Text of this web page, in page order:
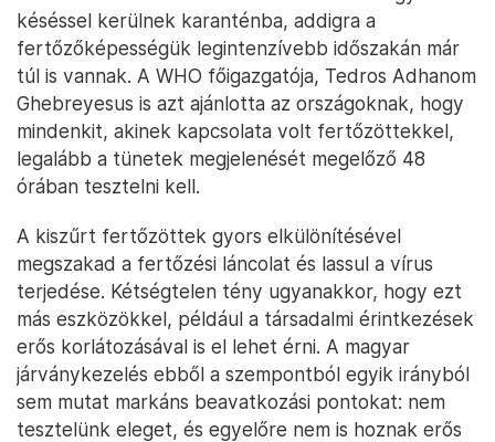
késéssel kerülnek karanténba, addigra a
fertőzőképességük legintenzívebb időszakán már
túl is vannak. A WHO főigazgatója, Tedros Adhanom
Ghebreyesus is azt ajánlotta az országoknak, hogy
mindenkit, akinek kapcsolata volt fertőzöttekkel,
legalább a tünetek megjelenését megelőző 48
órában tesztelni kell.
A kiszűrt fertőzöttek gyors elkülönítésével
megszakad a fertőzési láncolat és lassul a vírus
terjedése. Kétségtelen tény ugyanakkor, hogy ezt
más eszközökkel, például a társadalmi érintkezések
erős korlátozásával is el lehet érni. A magyar
járványkezelés ebből a szempontból egyik irányból
sem mutat markáns beavatkozási pontokat: nem
tesztelünk eleget, és egyelőre nem is hoznak erős